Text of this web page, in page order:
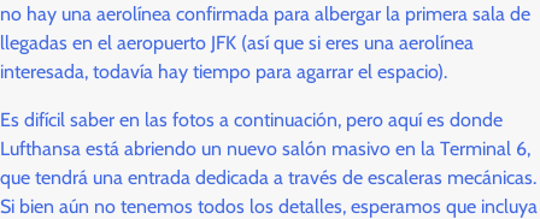
no hay una aerolínea confirmada para albergar la primera sala de
llegadas en el aeropuerto JFK (así que si eres una aerolínea
interesada, todavía hay tiempo para agarrar el espacio).
Es difícil saber en las fotos a continuación, pero aquí es donde
Lufthansa está abriendo un nuevo salón masivo en la Terminal 6,
que tendrá una entrada dedicada a través de escaleras mecánicas.
Si bien aún no tenemos todos los detalles, esperamos que incluya